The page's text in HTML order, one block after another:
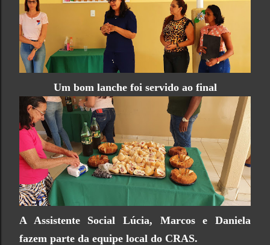
Um bom lanche foi servido ao final
A Assistente Social Lúcia, Marcos e Daniela
fazem parte da equipe local do CRAS.